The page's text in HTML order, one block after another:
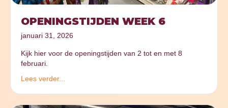
OPENINGSTIJDEN WEEK 6
januari 31, 2026
Kijk hier voor de openingstijden van 2 tot en met 8
februari.
Lees verder...